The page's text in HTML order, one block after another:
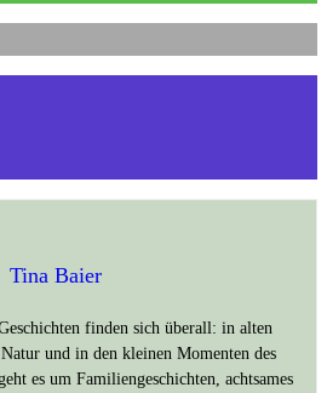
Tina Baier
finden sich überall: in alten
und in den kleinen Momenten des
es um Familiengeschichten, achtsames